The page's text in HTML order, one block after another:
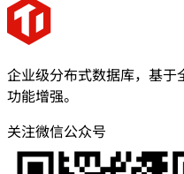
企业级分布式数据库，基于
功能增强。
关注微信公众号